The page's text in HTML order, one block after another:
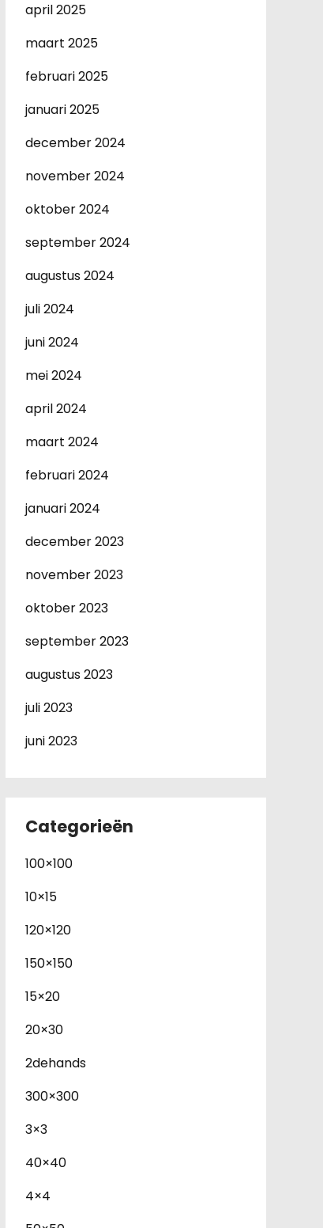
april 2025
maart 2025
februari 2025
januari 2025
december 2024
november 2024
oktober 2024
september 2024
augustus 2024
juli 2024
juni 2024
mei 2024
april 2024
maart 2024
februari 2024
januari 2024
december 2023
november 2023
oktober 2023
september 2023
augustus 2023
juli 2023
juni 2023
Categorieën
100×100
10×15
120×120
150×150
15×20
20×30
2dehands
300×300
3×3
40×40
4×4